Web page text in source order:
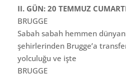
II. GÜN: 20 TEMMUZ
BRUGGE
Sabah sabah hemmen
şehirlerinden Brugge’a
yolculuğu ve işte
BRUGGE